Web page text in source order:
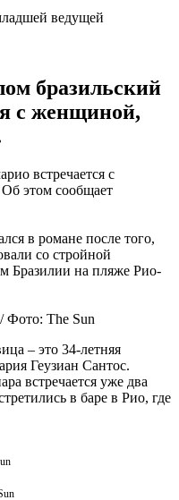
бразильский
с женщиной,
встречается с
этом сообщает
в романе после того,
со стройной
Бразилии на пляже Рио-
Фото: The Sun
– это 34-летняя
Геузиан Сантос.
встречается уже два
в баре в Рио, где